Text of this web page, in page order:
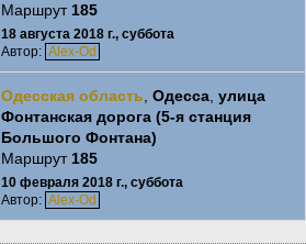
Маршрут185
18 августа 2018 г., суббота
Автор: Alex-Od
Одесская область, Одесса, улица
Фонтанская дорога (5-я станция
Большого Фонтана)
Маршрут185
10 февраля 2018 г., суббота
Автор: Alex-Od